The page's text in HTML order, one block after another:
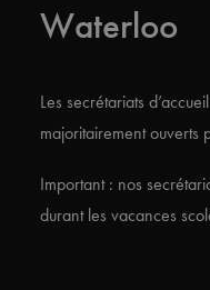
Waterloo
Les secrétariats
majoritairement ouverts
Important : nos
durant les vacances